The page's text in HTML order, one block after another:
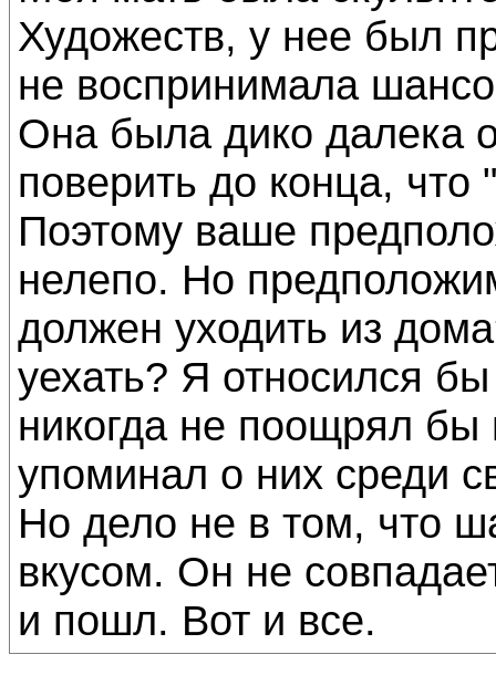
Художеств, у нее был
не воспринимала
Она была дико далека
поверить до конца, что
Поэтому ваше
нелепо. Но
должен уходить из
уехать? Я относился
никогда не поощрял бы
упоминал о них среди
Но дело не в том, что
вкусом. Он не
и пошл. Вот и все.